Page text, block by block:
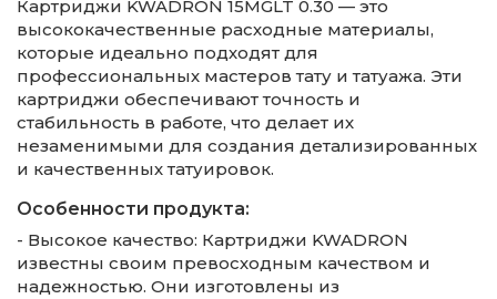
Картриджи KWADRON 15MGLT 0.30 — это
высококачественные расходные материалы,
которые идеально подходят для
профессиональных мастеров тату и татуажа. Эти
картриджи обеспечивают точность и
стабильность в работе, что делает их
незаменимыми для создания детализированных
и качественных татуировок.
Особенности продукта:
- Высокое качество: Картриджи KWADRON
известны своим превосходным качеством и
надежностью. Они изготовлены из